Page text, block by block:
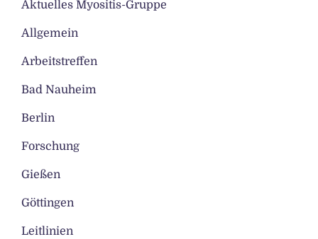
Aktuelles Myositis-Gruppe
Allgemein
Arbeitstreffen
Bad Nauheim
Berlin
Forschung
Gießen
Göttingen
Leitlinien